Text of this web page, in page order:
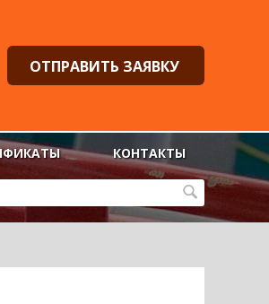
ОТПРАВИТЬ ЗАЯВКУ
КОНТАКТЫ